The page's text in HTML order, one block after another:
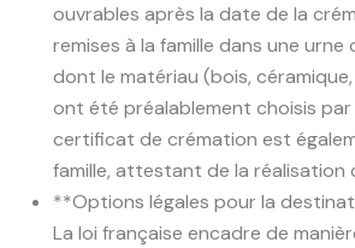
ouvrables après la date de la
remises à la famille dans une urne
dont le matériau (bois,
ont été préalablement choisis par
certificat de crémation est
famille, attestant de la réalisation
**Options légales pour la
La loi française encadre de